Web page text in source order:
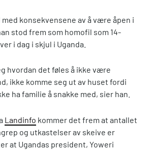
med konsekvensene av å være åpen i
stod frem som homofil som 14-
i dag i skjul i Uganda.
hvordan det føles å ikke være
ikke komme seg ut av huset fordi
ha familie å snakke med, sier han.
Landinfo kommer det frem at antallet
og utkastelser av skeive er
at Ugandas president, Yoweri